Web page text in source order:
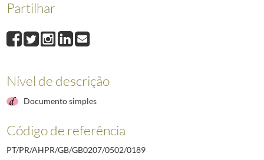
0191Telegrama do governador geral da província de Moçambique, dirigido
0192Ofício do presidente da Federação Portuguesa de Patinagem, José
0194
Ofício do chefe de gabinete do ministro do Ultramar, dirigido ao
2492Telegrama do Governador Militar Interino da Madeira ao Chefe da
Partilhar
Nível de descrição
Documento simples
Código de referência
PT/PR/AHPR/GB/GB0207/0502/0189